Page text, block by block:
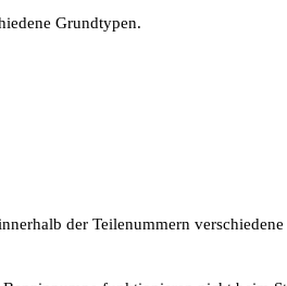
Grundtypen.
der Teilenummern